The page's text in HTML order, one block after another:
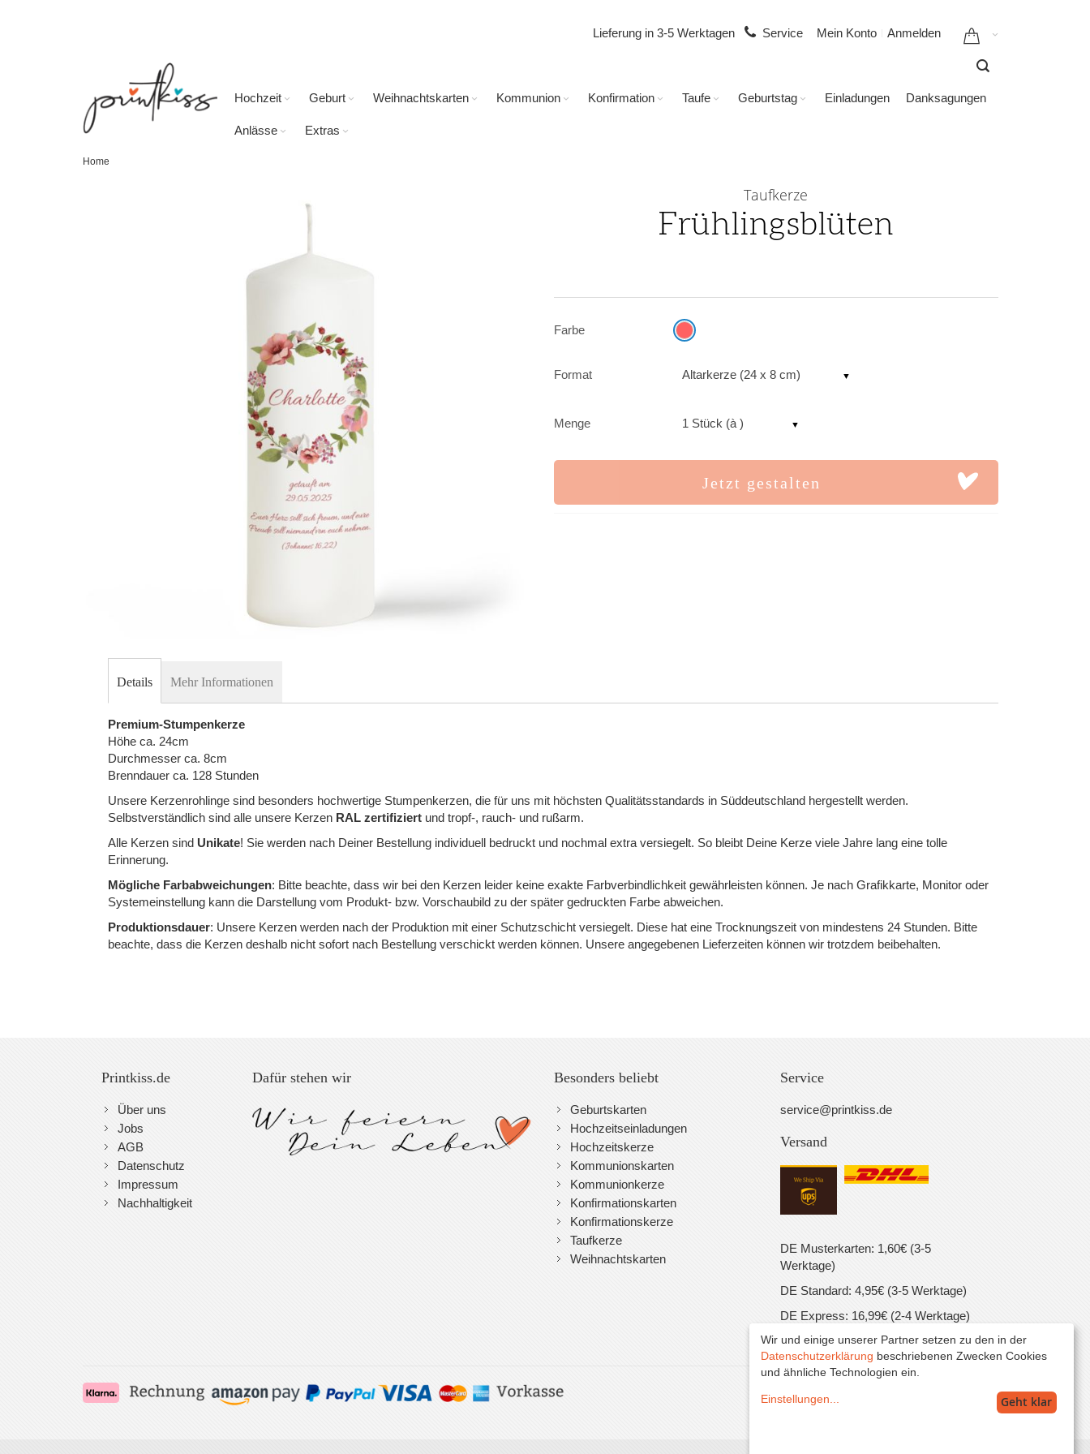
Mein Konto Anmelden
Lieferung in 3-5 Werktagen Service
Hochzeit Geburt Weihnachtskarten Kommunion Konfirmation Taufe Geburtstag Einladungen Danksagungen
Anlässe Extras
Home
beginning
images
gallery
Taufkerze
Frühlingsblüten
Menge 1 Stück (à )
Farbe
Format Altarkerze (24 x 8 cm)
Jetzt gestalten
Details
Premium-Stumpenkerze
Höhe ca. 24cm
Durchmesser ca. 8cm
Brenndauer ca. 128 Stunden
Unsere Kerzenrohlinge sind besonders hochwertige Stumpenkerzen, die für uns mit höchsten Qualitätsstandards in Süddeutschland hergestellt werden.
Selbstverständlich sind alle unsere Kerzen RAL zertifiziert und tropf-, rauch- und rußarm.
Alle Kerzen sind Unikate! Sie werden nach Deiner Bestellung individuell bedruckt und nochmal extra versiegelt. So bleibt Deine Kerze viele Jahre lang eine tolle
Erinnerung.
Mögliche Farbabweichungen: Bitte beachte, dass wir bei den Kerzen leider keine exakte Farbverbindlichkeit gewährleisten können. Je nach Grafikkarte, Monitor oder
Systemeinstellung kann die Darstellung vom Produkt- bzw. Vorschaubild zu der später gedruckten Farbe abweichen.
Produktionsdauer: Unsere Kerzen werden nach der Produktion mit einer Schutzschicht versiegelt. Diese hat eine Trocknungszeit von mindestens 24 Stunden. Bitte
beachte, dass die Kerzen deshalb nicht sofort nach Bestellung verschickt werden können. Unsere angegebenen Lieferzeiten können wir trotzdem beibehalten.
Mehr Informationen
Printkiss.de
Über uns
Jobs
AGB
Datenschutz
Impressum
Nachhaltigkeit
Dafür stehen wir Besonders beliebt
Geburtskarten
Hochzeitseinladungen
Hochzeitskerze
Kommunionskarten
Kommunionkerze
Konfirmationskarten
Konfirmationskerze
Taufkerze
Weihnachtskarten
Service
service@printkiss.de
Versand
DE Musterkarten: 1,60€ (3-5
Werktage)
DE Standard: 4,95€ (3-5 Werktage)
DE Express: 16,99€ (2-4 Werktage)
EU Standard: 16,99€ (5-7 Werktage)
Alle Preise inkl. MwSt. zzgl. Versand.
Wir und einige unserer Partner setzen zu den in der
Datenschutzerklärung beschriebenen Zwecken Cookies
und ähnliche Technologien ein.
Einstellungen Geht klar